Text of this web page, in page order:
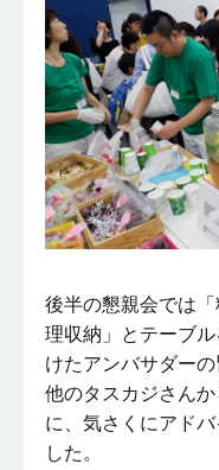
後半の懇親会では
理収納」とテーブ
けたアンバサダー
他のタスカジさん
に、気さくにアド
した。